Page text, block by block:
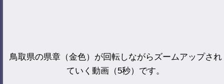
鳥取県の県章（金色）が回転しながらズームアップされ
ていく動画（5秒）です。